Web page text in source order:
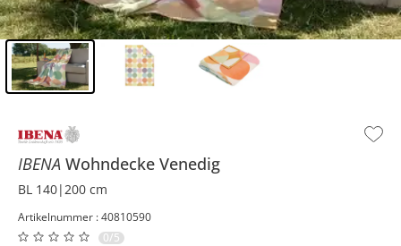
IBENA Wohndecke Venedig
BL 140|200 cm
Artikelnummer : 40810590
0/5